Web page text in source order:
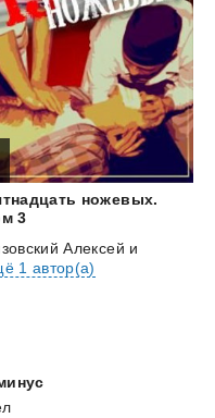
ножевых.
3
Алексей и
1 автор(а)